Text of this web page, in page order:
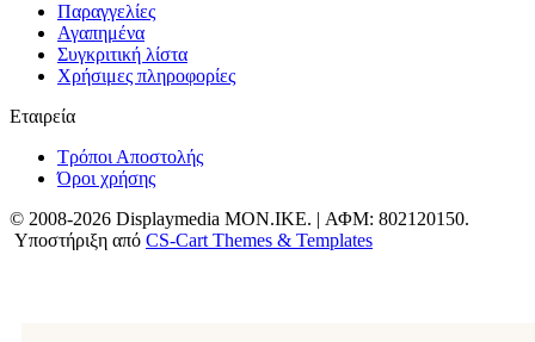
Παραγγελίες
Αγαπημένα
Συγκριτική λίστα
Χρήσιμες πληροφορίες
Εταιρεία
Τρόποι Αποστολής
Όροι χρήσης
© 2008-2026 Displaymedia MON.IKE. | ΑΦΜ: 802120150.
Υποστήριξη από CS-Cart Themes & Templates